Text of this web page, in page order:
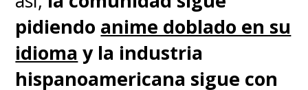
pidiendo anime doblado en su
idioma y la industria
hispanoamericana sigue con